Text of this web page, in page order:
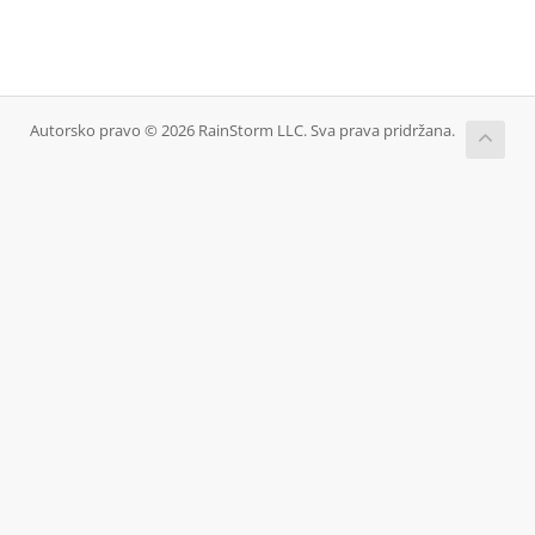
Autorsko pravo © 2026 RainStorm LLC. Sva prava pridržana.